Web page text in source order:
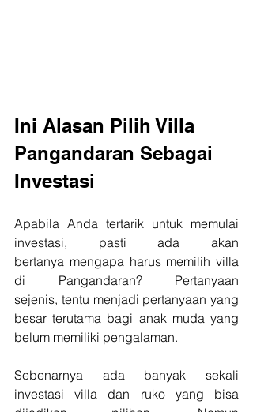
Ini Alasan Pilih Villa
Pangandaran Sebagai
Investasi
Apabila Anda tertarik untuk memulai
investasi, pasti ada akan
bertanya mengapa harus memilih villa
di Pangandaran? Pertanyaan
sejenis, tentu menjadi pertanyaan yang
besar terutama bagi anak muda yang
belum memiliki pengalaman.
Sebenarnya ada banyak sekali
investasi villa dan ruko yang bisa